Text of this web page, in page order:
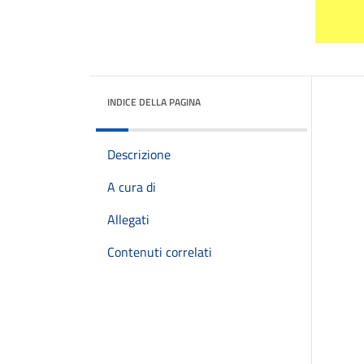
INDICE DELLA PAGINA
Descrizione
A cura di
Allegati
Contenuti correlati